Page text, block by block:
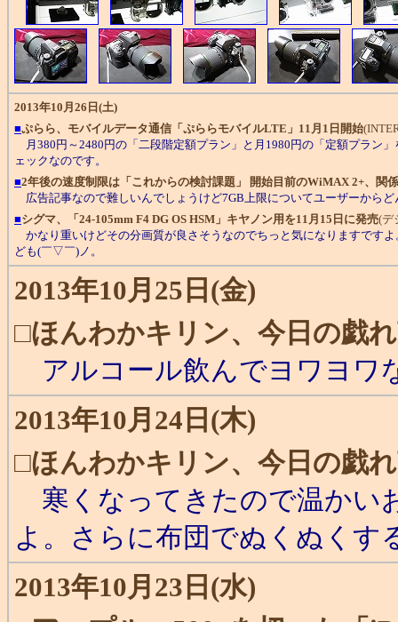
2013年10月26日(土)
■ぷらら、モバイルデータ通信「ぷららモバイルLTE」11月1日開始
月380円～2480円の「二段階定額プラン」と月1980円の「定額プラン
ェックなのです。
■2年後の速度制限は「これからの検討課題」 開始目前のWiMAX 2+、関
広告記事なので難しいんでしょうけど7GB上限についてユーザーから
■シグマ、「24-105mm F4 DG OS HSM」キヤノン用を11月15日に発売(デ
かなり重いけどその分画質が良さそうなのでちっと気になりますです
ども(￣▽￣)ノ。
2013年10月25日(金)
□ほんわかキリン、今日の戯
アルコール飲んでヨワヨワ
2013年10月24日(木)
□ほんわかキリン、今日の戯
寒くなってきたので温かい
よ。さらに布団でぬくぬくす
2013年10月23日(水)